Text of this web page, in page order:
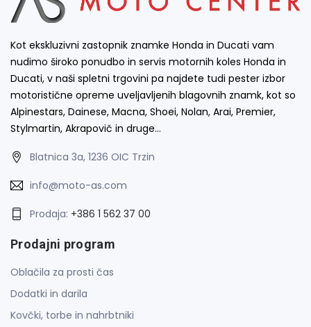
Kot ekskluzivni zastopnik znamke Honda in Ducati vam
nudimo široko ponudbo in servis motornih koles Honda in
Ducati, v naši spletni trgovini pa najdete tudi pester izbor
motoristične opreme uveljavljenih blagovnih znamk, kot so
Alpinestars, Dainese, Macna, Shoei, Nolan, Arai, Premier,
Stylmartin, Akrapovič in druge…
Blatnica 3a, 1236 OIC Trzin
info@moto-as.com
Prodaja: +386 1 562 37 00
Prodajni program
Oblačila za prosti čas
Dodatki in darila
Kovčki, torbe in nahrbtniki